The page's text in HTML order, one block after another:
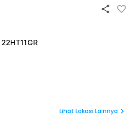
22HT11GR
Lihat Lokasi Lainnya